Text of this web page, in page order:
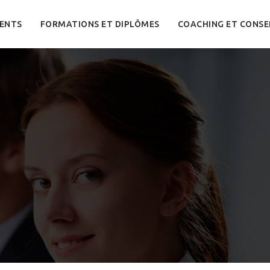
FORMATIONS ET DIPLÔMES COACHING ET